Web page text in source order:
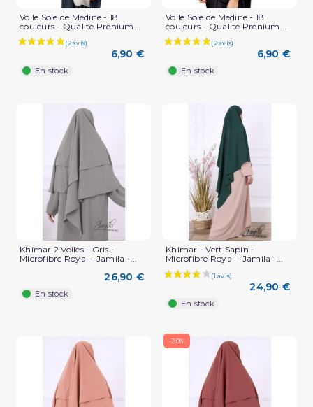
Voile Soie de Médine - 18
couleurs - Qualité Prenium...
6,90 €
En stock
Voile Soie de Médine - 18
couleurs - Qualité Prenium...
6,90 €
En stock
Khimar 2 Voiles - Gris -
Microfibre Royal - Jamila -...
26,90 €
En stock
Khimar - Vert Sapin -
Microfibre Royal - Jamila -...
24,90 €
En stock
-20%